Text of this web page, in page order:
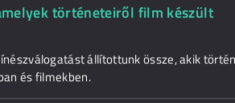
történeteiről film készült
állítottunk össze, akik
és filmekben.